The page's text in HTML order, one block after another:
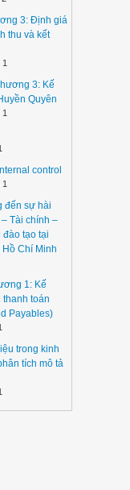
3: Định giá
thu và kết
3: Kế
Quyên
control
đến sự hài
Tài chính –
tạo tại
Chí Minh
1: Kế
thanh toán
Payables)
trong kinh
tích mô tả